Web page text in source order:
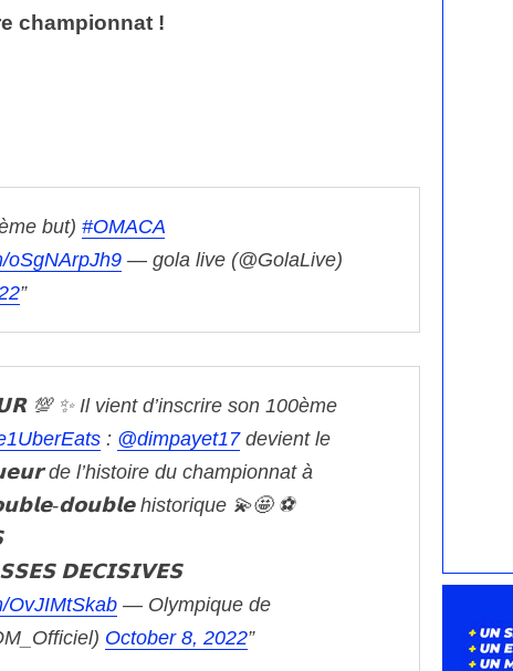
championnat !
but) #OMACA
oSgNArpJh9 — gola live (@GolaLive)
💯 ✨ Il vient d’inscrire son 100ème
: @dimpayet17devient le
de l’histoire du championnat à
𝗱𝗼𝘂𝗯𝗹𝗲 historique 💫🤩 ⚽️
𝗗𝗘𝗖𝗜𝗦𝗜𝗩𝗘𝗦
OvJIMtSkab — Olympique de
October 8, 2022